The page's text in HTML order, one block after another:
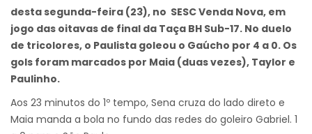
desta segunda-feira (23), no SESC Venda Nova, em
jogo das oitavas de final da Taça BH Sub-17. No duelo
de tricolores, o Paulista goleou o Gaúcho por 4 a 0. Os
gols foram marcados por Maia (duas vezes), Taylor e
Paulinho.
Aos 23 minutos do 1º tempo, Sena cruza do lado direto e
Maia manda a bola no fundo das redes do goleiro Gabriel. 1